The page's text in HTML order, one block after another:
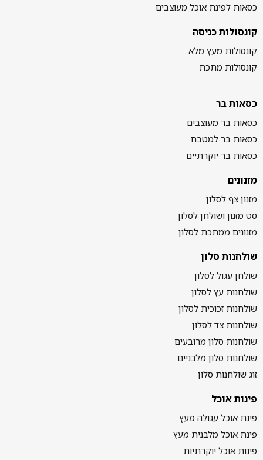
כסאות לפינת אוכל מעוצבים
קונסולות כניסה
קונסולות מעץ מלא
קונסולות מתכת
כסאות בר
כסאות בר מעוצבים
כסאות בר למטבח
כסאות בר יוקרתיים
מזנונים
מזנון צף לסלון
סט מזנון ושולחן לסלון
מזנונים ממתכת לסלון
שולחנות סלון
שולחן עגול לסלון
שולחנות עץ לסלון
שולחנות זכוכית לסלון
שולחנות צד לסלון
שולחנות סלון מרובעים
שולחנות סלון מלבניים
זוג שולחנות סלון
פינות אוכל
פינת אוכל עגולה מעץ
פינת אוכל מלבנית מעץ
פינות אוכל יוקרתיות